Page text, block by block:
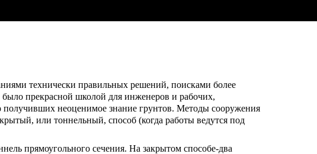
технически правильных решений, поисками более
прекрасной школой для инженеров и рабочих,
получивших неоценимое знание грунтов. Методы сооружения
или тоннельный, способ (когда работы ведутся под
прямоугольного сечения. На закрытом способе-два